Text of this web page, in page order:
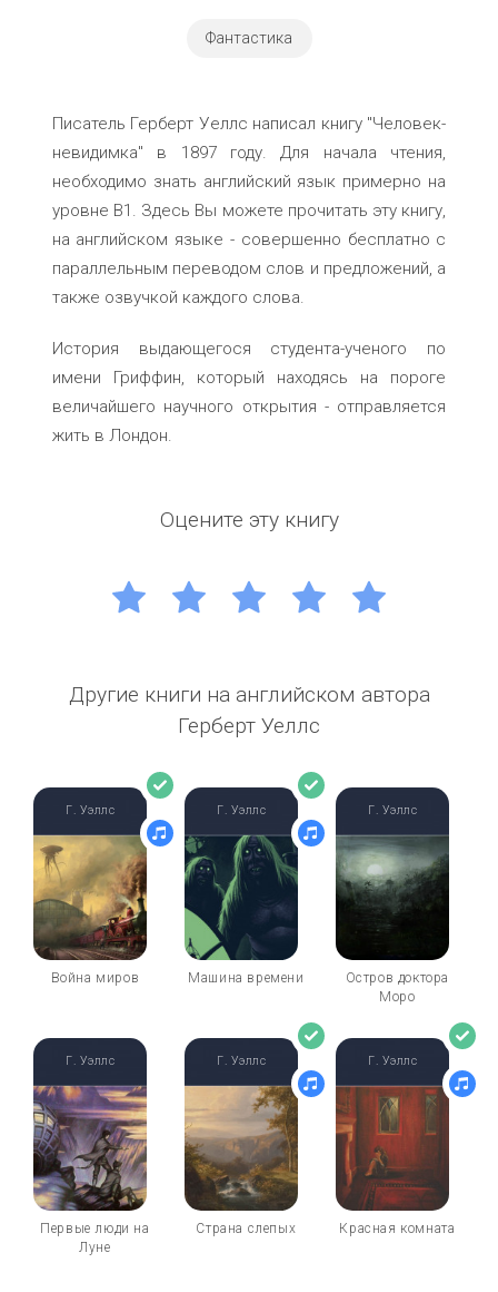
Фантастика
Писатель Герберт Уеллс написал книгу "Человек-
невидимка" в 1897 году. Для начала чтения,
необходимо знать английский язык примерно на
уровне B1. Здесь Вы можете прочитать эту книгу,
на английском языке - совершенно бесплатно с
параллельным переводом слов и предложений, а
также озвучкой каждого слова.
История выдающегося студента-ученого по
имени Гриффин, который находясь на пороге
величайшего научного открытия - отправляется
жить в Лондон.
Оцените эту книгу
Другие книги на английском автора
Герберт Уеллс
Война миров
Г. Уэллс
Машина времени
Г. Уэллс
Остров доктора
Моро
Г. Уэллс
Первые люди на
Луне
Г. Уэллс
Страна слепых
Г. Уэллс
Красная комната
Г. Уэллс